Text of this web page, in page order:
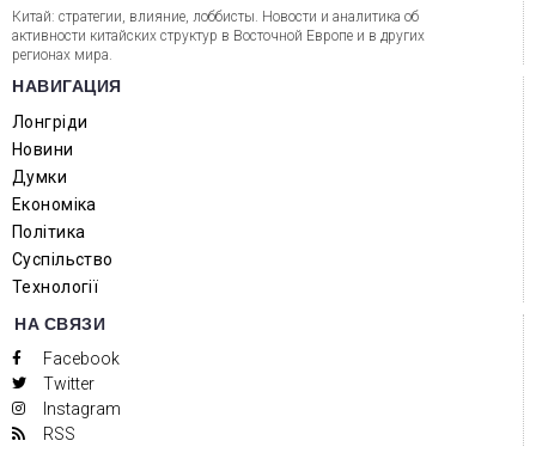
Китай: стратегии, влияние, лоббисты. Новости и аналитика об
активности китайских структур в Восточной Европе и в других
регионах мира.
НАВИГАЦИЯ
Лонгріди
Новини
Думки
Економіка
Політика
Суспільство
Технології
НА СВЯЗИ
Facebook
Twitter
Instagram
RSS